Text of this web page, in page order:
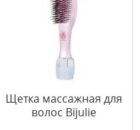
Щетка массажная для
волос Bijulie